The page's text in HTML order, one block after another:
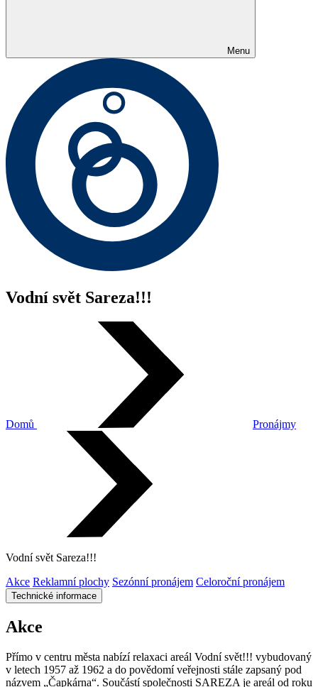
Menu
Vodní svět Sareza!!!
Domů Pronájmy
Vodní svět Sareza!!!
Akce Reklamní plochy Sezónní pronájem Celoroční pronájem
Technické informace
Akce
Přímo v centru města nabízí relaxaci areál Vodní svět!!! vybudovaný
v letech 1957 až 1962 a do povědomí veřejnosti stále zapsaný pod
názvem „Čapkárna“. Součástí společnosti SAREZA je areál od roku